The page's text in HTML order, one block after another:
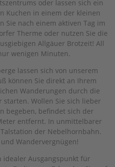
oder lassen sich ein
Kuchen in einem der kleinen
Sie nach einem aktiven Tag im
Therme oder nutzen Sie die
Allgäuer Brotzeit! All
wenigen Minuten.
lassen sich von unserem
können Sie direkt an Ihrem
Wanderungen durch die
Wollen Sie sich lieber
begeben, befindet sich der
entfernt. In unmittelbarer
der Nebelhornbahn.
Wandervergnügen!
idealer Ausgangspunkt für